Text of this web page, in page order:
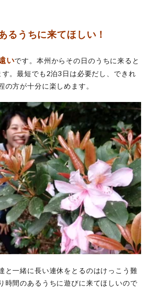
るうちに来てほしい！
いです。本州からその日のうちに来ると
。最短でも2泊3日は必要だし、できれ
の方が十分に楽しめます。
と一緒に長い連休をとるのはけっこう難
時間のあるうちに遊びに来てほしいので